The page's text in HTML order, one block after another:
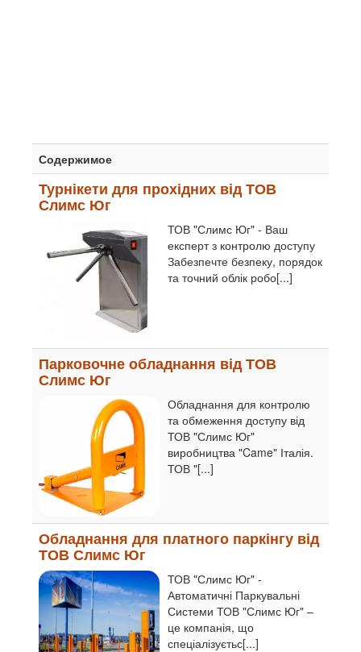
Содержимое
Турнікети для прохідних від ТОВ
Слимс Юг
ТОВ "Слимс Юг" - Ваш
експерт з контролю доступу
Забезпечте безпеку, порядок
та точний облік робо[...]
Парковочне обладнання від ТОВ
Слимс Юг
Обладнання для контролю
та обмеження доступу від
ТОВ "Слимс Юг"
виробництва "Came" Італія.
ТОВ "[...]
Обладнання для платного паркінгу від
ТОВ Слимс Юг
ТОВ "Слимс Юг" -
Автоматичні Паркувальні
Системи ТОВ "Слимс Юг" –
це компанія, що
спеціалізуєтьс[...]